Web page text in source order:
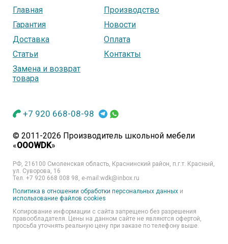
+7 920 668-08-98
Главная
Производство
Гарантия
Новости
Доставка
Оплата
Статьи
Контакты
Замена и возврат
товара
© 2011-2026 Производитель школьной мебели
«OOOWDK»
РФ, 216100 Смоленская область, Краснинский район, п.г.т. Красный,
ул. Суворова, 16
Тел. +7 920 668 008 98, e-mail:wdk@inbox.ru
Политика в отношении обработки персональных данных и
использование файлов cookies
Копирование информации с сайта запрещено без разрешения
правообладателя. Цены на данном сайте не являются офертой,
просьба уточнять реальную цену при заказе по телефону выше.